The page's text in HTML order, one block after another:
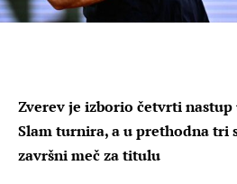
Zverev je izborio četvrti
Slam turnira, a u prethodna tri
završni meč za titulu